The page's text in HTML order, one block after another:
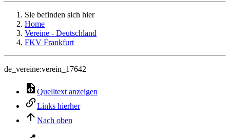
Sie befinden sich hier
Home
Vereine - Deutschland
FKV Frankfurt
de_vereine:verein_17642
Quelltext anzeigen
Links hierher
Nach oben